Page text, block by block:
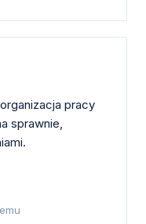
pracy
sprawnie,